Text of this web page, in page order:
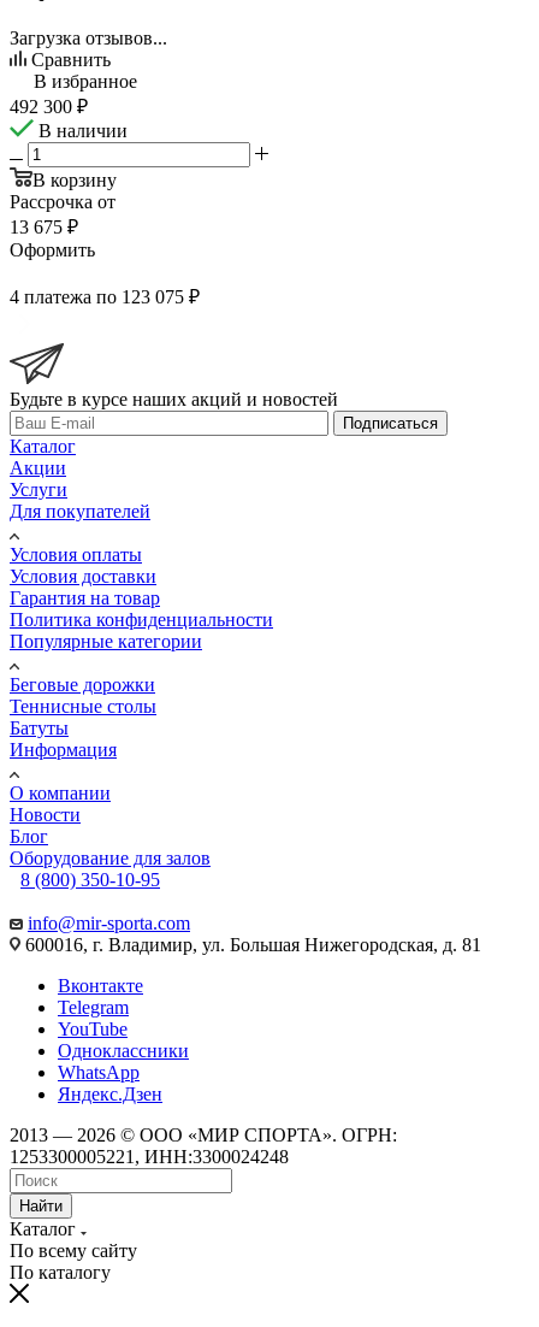
Загрузка отзывов...
Сравнить
В избранное
492 300 ₽
В наличии
В корзину
Рассрочка от
13 675 ₽
Оформить
4 платежа по 123 075 ₽
Будьте в курсе наших акций и новостей
Подписаться
Каталог
Акции
Услуги
Для покупателей
Условия оплаты
Условия доставки
Гарантия на товар
Политика конфиденциальности
Популярные категории
Беговые дорожки
Теннисные столы
Батуты
Информация
О компании
Новости
Блог
Оборудование для залов
8 (800) 350-10-95
info@mir-sporta.com
600016, г. Владимир, ул. Большая Нижегородская, д. 81
Вконтакте
Telegram
YouTube
Одноклассники
WhatsApp
Яндекс.Дзен
2013 — 2026 © ООО «МИР СПОРТА». ОГРН:
1253300005221, ИНН:3300024248
Найти
Каталог
По всему сайту
По каталогу